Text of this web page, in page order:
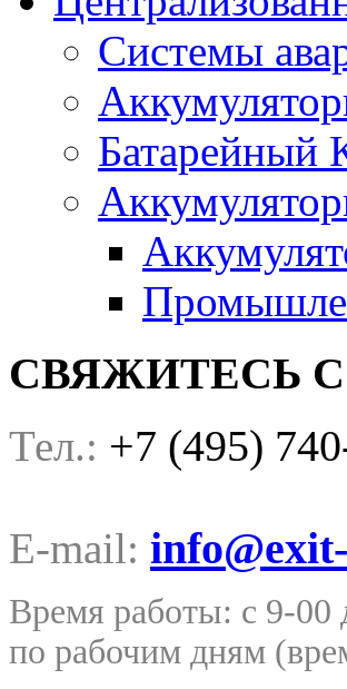
Системы
СВЯЖИТЕСЬ
Тел.: +7 (495)
E-mail:
Время работы: с 9-00
по рабочим дням